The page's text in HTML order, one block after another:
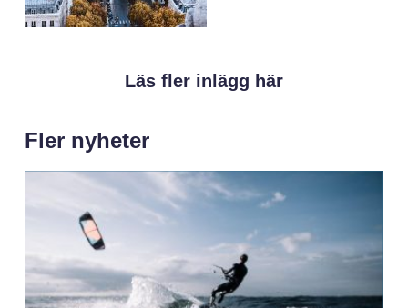
Läs fler inlägg här
Fler nyheter